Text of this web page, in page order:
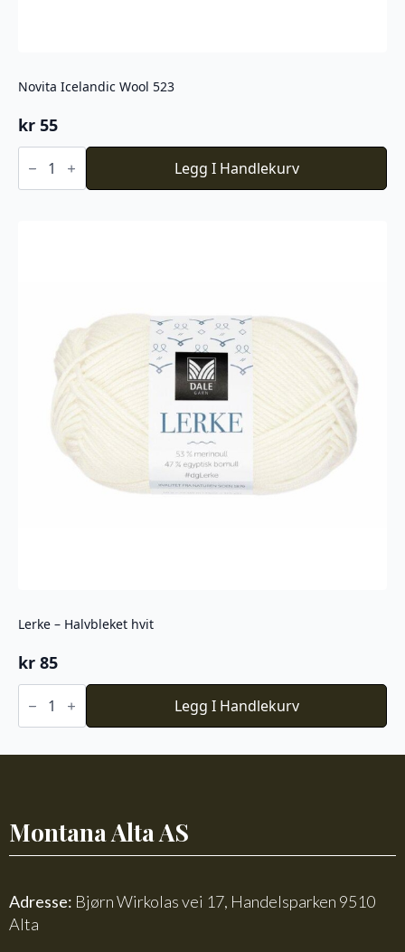
Novita Icelandic Wool 523
kr 55
Novita
Icelandic
523
Legg I Handlekurv
Lerke – Halvbleket hvit
kr 85
Lerke
Halvbleket
hvit
Legg I Handlekurv
Montana Alta AS
Adresse: Bjørn Wirkolas vei 17, Handelsparken 9510
Alta